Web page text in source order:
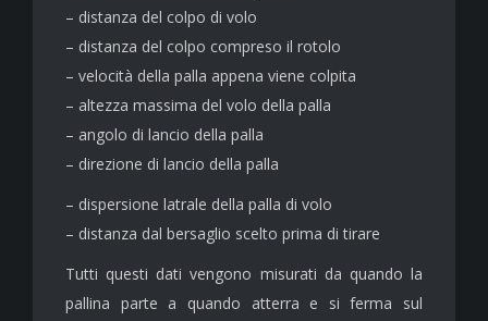
– distanza del colpo di volo
– distanza del colpo compreso il rotolo
– velocità della palla appena viene colpita
– altezza massima del volo della palla
– angolo di lancio della palla
– direzione di lancio della palla
– dispersione latrale della palla di volo
– distanza dal bersaglio scelto prima di tirare
Tutti questi dati vengono misurati da quando la
pallina parte a quando atterra e si ferma sul